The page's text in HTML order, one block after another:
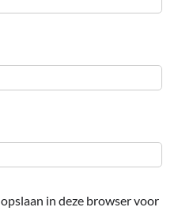
in deze browser voor